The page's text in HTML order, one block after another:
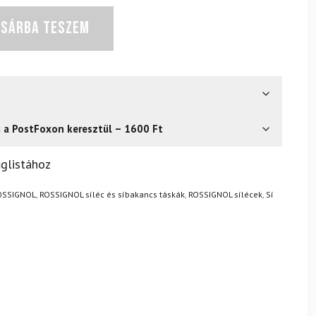
TESZEM
a PostFoxon keresztül – 1600 Ft
gond – a terméket egyszerűen visszaküldheti 14
ROSSIGNOL síléc és síbakancs táskák, ROSSIGNOL sílécek, Sí